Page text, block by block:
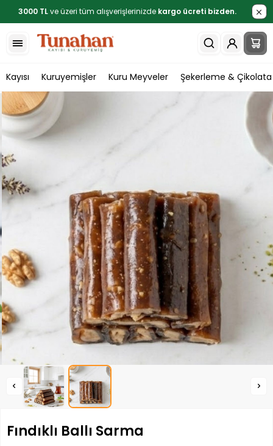
3000 TLve üzeri tüm alışverişlerinizde kargo ücreti bizden.
Kayısı Kuruyemişler Kuru Meyveler Şekerleme & Çikolata
Fındıklı Ballı Sarma